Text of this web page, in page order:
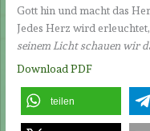
Gott hin und macht das
Jedes Herz wird
seinem Licht schauen wir
Download PDF
teilen